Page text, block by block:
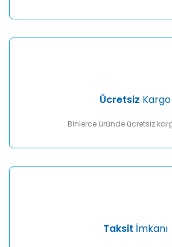
Ücretsiz Kargo
Binlerce üründe ücretsiz
Taksit İmkanı